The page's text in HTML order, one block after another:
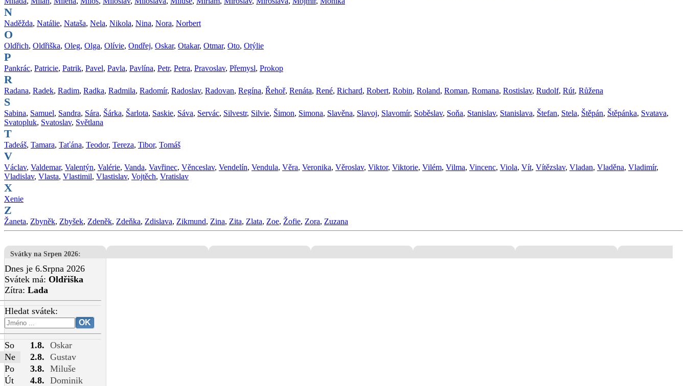
N
Naděžda, Natálie, Nataša, Nela, Nikola, Nina, Nora, Norbert
O
Oldřich, Oldřiška, Oleg, Olga, Olívie, Ondřej, Oskar, Otakar, Otmar, Oto, Otýlie
P
Pankrác, Patricie, Patrik, Pavel, Pavla, Pavlína, Petr, Petra, Pravoslav, Přemysl, Prokop
R
Radana, Radek, Radim, Radka, Radmila, Radomír, Radoslav, Radovan, Regína, Řehoř, Renáta, René, Richard, Robert, Robin, Roland, Roman, Romana, Rostislav, Rudolf, Rút, Růžena
S
Sabina, Samuel, Sandra, Sára, Šárka, Šarlota, Saskie, Sáva, Servác, Silvestr, Silvie, Šimon, Simona, Slavěna, Slavoj, Slavomír, Soběslav, Soňa, Stanislav, Stanislava, Štefan, Stela, Štěpán, Štěpánka, Svatava,
Svatopluk, Svatoslav, Světlana
T
Tadeáš, Tamara, Taťána, Teodor, Tereza, Tibor, Tomáš
V
Václav, Valdemar, Valentýn, Valérie, Vanda, Vavřinec, Věnceslav, Vendelín, Vendula, Věra, Veronika, Věroslav, Viktor, Viktorie, Vilém, Vilma, Vincenc, Viola, Vít, Vítězslav, Vladan, Vladěna, Vladimír,
Vladislav, Vlasta, Vlastimil, Vlastislav, Vojtěch, Vratislav
X
Xenie
Z
Žaneta, Zbyněk, Zbyšek, Zdeněk, Zdeňka, Zdislava, Zikmund, Zina, Zita, Zlata, Zoe, Žofie, Zora, Zuzana
Svátky na Srpen 2026:
Dnes je 6.Srpna 2026
Svátek má: Oldřiška
Zítra: Lada
Hledat svátek:
So 1.8. Oskar
Ne
2.8. Gustav
Po
3.8. Miluše
Út
4.8. Dominik